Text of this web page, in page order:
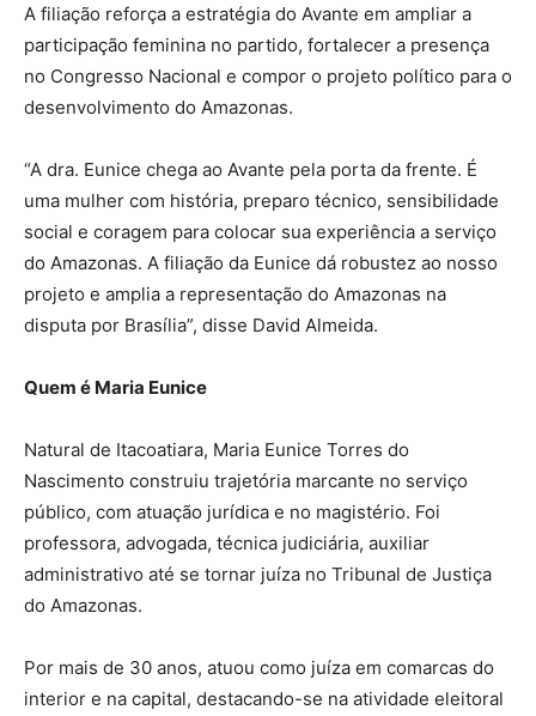
A filiação reforça a estratégia do Avante em ampliar a
participação feminina no partido, fortalecer a presença
no Congresso Nacional e compor o projeto político para o
desenvolvimento do Amazonas.
“A dra. Eunice chega ao Avante pela porta da frente. É
uma mulher com história, preparo técnico, sensibilidade
social e coragem para colocar sua experiência a serviço
do Amazonas. A filiação da Eunice dá robustez ao nosso
projeto e amplia a representação do Amazonas na
disputa por Brasília”, disse David Almeida.
Quem é Maria Eunice
Natural de Itacoatiara, Maria Eunice Torres do
Nascimento construiu trajetória marcante no serviço
público, com atuação jurídica e no magistério. Foi
professora, advogada, técnica judiciária, auxiliar
administrativo até se tornar juíza no Tribunal de Justiça
do Amazonas.
Por mais de 30 anos, atuou como juíza em comarcas do
interior e na capital, destacando-se na atividade eleitoral